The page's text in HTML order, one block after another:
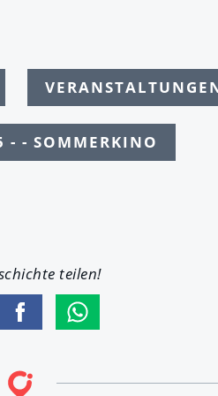
- SOMMERKINO
teilen!